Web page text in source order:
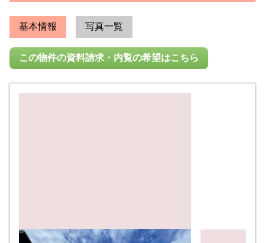
基本情報 写真一覧
この物件の資料請求・内覧の希望はこちら